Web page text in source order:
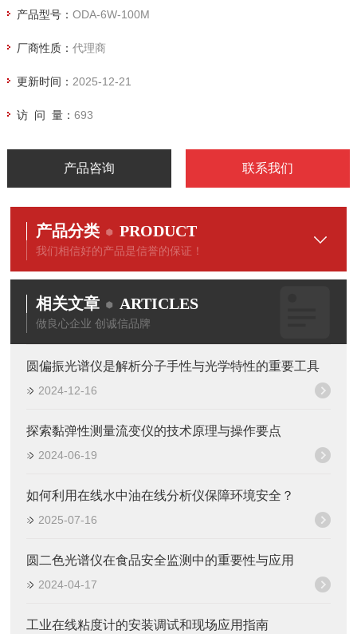
产品型号： ODA-6W-100M
厂商性质： 代理商
更新时间： 2025-12-21
访 问 量： 693
产品咨询 联系我们
产品分类 PRODUCT
我们相信好的产品是信誉的保证！
相关文章 ARTICLES
做良心企业 创诚信品牌
圆偏振光谱仪是解析分子手性与光学特性的重要工具
2024-12-16
探索黏弹性测量流变仪的技术原理与操作要点
2024-06-19
如何利用在线水中油在线分析仪保障环境安全？
2025-07-16
圆二色光谱仪在食品安全监测中的重要性与应用
2024-04-17
工业在线粘度计的安装调试和现场应用指南